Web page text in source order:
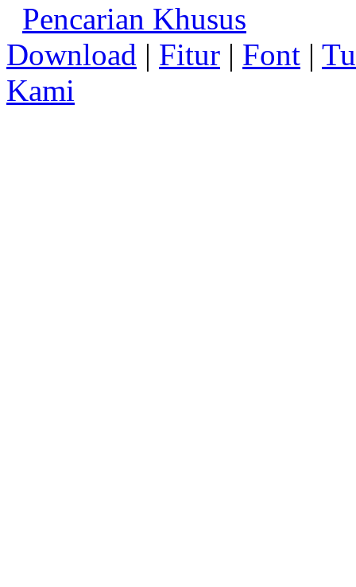
Pencarian Khusus
Download | Fitur | Font |
Kami